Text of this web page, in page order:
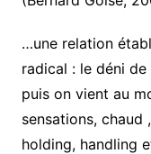
…une relation
radical : le déni de
puis on vient au
sensations,
holding, handling